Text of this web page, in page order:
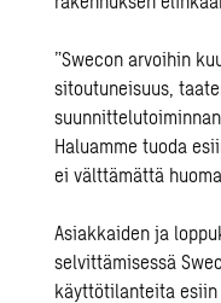
”Swecon arvoihin
sitoutuneisuus,
Haluamme tuoda
ei välttämättä
Asiakkaiden ja
selvittämisessä
käyttötilanteita